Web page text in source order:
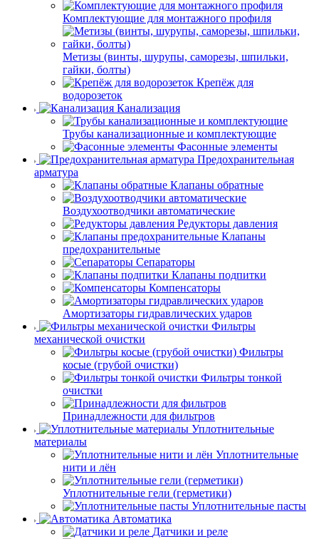
Комплектующие для монтажного профиля
Метизы (винты, шурупы, саморезы, шпильки,
гайки, болты)
Крепёж для
водорозеток
Канализация
Трубы канализационные и комплектующие
Фасонные элементы
Предохранительная
арматура
Клапаны обратные
Воздухоотводчики автоматические
Редукторы давления
Клапаны
предохранительные
Сепараторы
Клапаны подпитки
Компенсаторы
Амортизаторы гидравлических ударов
Фильтры
механической очистки
Фильтры
косые (грубой очистки)
Фильтры тонкой
очистки
Принадлежности для фильтров
Уплотнительные
материалы
Уплотнительные
нити и лён
Уплотнительные гели (герметики)
Уплотнительные пасты
Автоматика
Датчики и реле